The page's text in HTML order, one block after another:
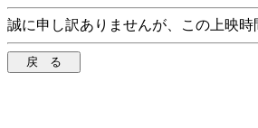
誠に申し訳ありませんが、この上映